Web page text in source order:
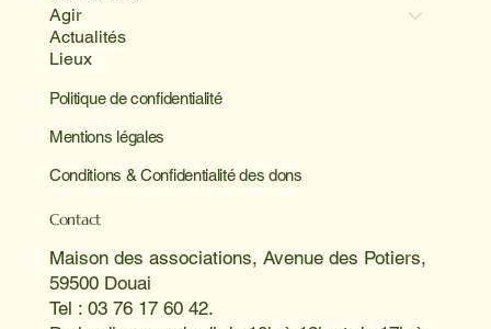
Agir
Actualités
Lieux
Politique de confidentialité
Mentions légales
Conditions & Confidentialité des dons
Contact
Maison des associations, Avenue des Potiers,
59500 Douai
Tel : 03 76 17 60 42.